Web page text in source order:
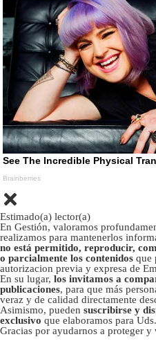
Estimado(a) lector(a)
En Gestión, valoramos
realizamos para mantenerlos
no está permitido, reproducir,
o parcialmente los contenidos que
autorizacion previa y expresa de
En su lugar, los invitamos a
publicaciones, para que más
veraz y de calidad directamente
Asimismo, pueden suscribirse y
exclusivo que elaboramos para Uds.
Gracias por ayudarnos a proteger y